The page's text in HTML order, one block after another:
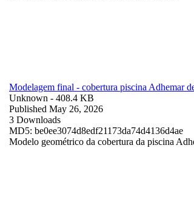
Modelagem final - cobertura piscina Adhemar
Unknown - 408.4 KB
Published May 26, 2026
3 Downloads
MD5: be0ee3074d8edf21173da74d4136d4ae
Modelo geométrico da cobertura da piscina